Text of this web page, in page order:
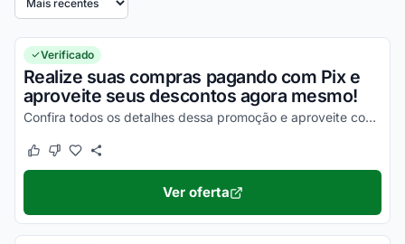
Ordenar por
Verificado
Realize suas compras pagando com Pix e
aproveite seus descontos agora mesmo!
Confira todos os detalhes dessa promoção e aproveite com descontos incríveis agora mesmo!
Este cupom funcionou
Este cupom não funcionou
Ver oferta